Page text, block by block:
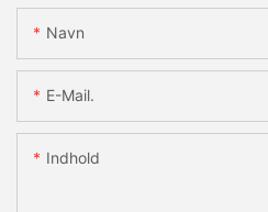
Navn
E-Mail.
Indhold